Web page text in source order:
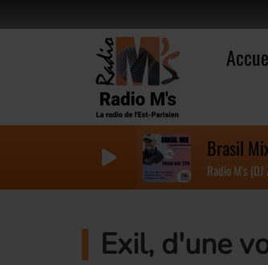
Brasil
Radio M's (DJ
Exil, d'une